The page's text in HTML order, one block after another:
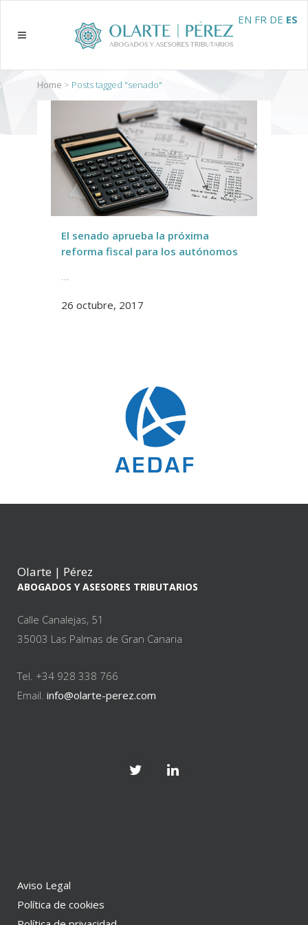
Home > Posts tagged "senado"
El senado aprueba la próxima
reforma fiscal para los autónomos
...
26 octubre, 2017
Olarte | Pérez
ABOGADOS Y ASESORES TRIBUTARIOS
Calle Canalejas, 51
35003 Las Palmas de Gran Canaria
Tel. +34 928 338 766
Email. info@olarte-perez.com
Aviso Legal
Política de cookies
EN FR DE ES